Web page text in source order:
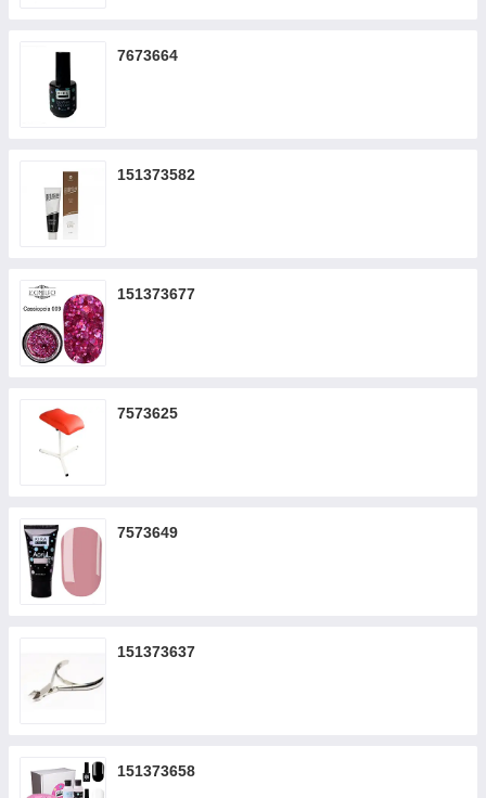
7673664
151373582
151373677
7573625
7573649
151373637
151373658